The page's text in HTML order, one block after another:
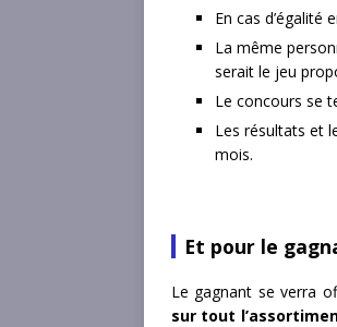
En cas d’égalité
La même
serait le jeu
Le concours se
Les résultats et
mois.
Et pour le
Le gagnant se verra
sur tout